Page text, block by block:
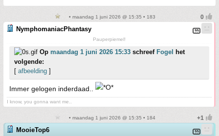
• maandag 1 juni 2026 @ 15:35 • 183
NymphomaniacPhantasy
Pauperpiemel!
Op maandag 1 juni 2026 15:33 schreef Fogel
het
volgende:
[ afbeelding ]
Immer gelogen inderdaad..
I know, you gonna want me..
• maandag 1 juni 2026 @ 15:35 • 184
MooieTop6